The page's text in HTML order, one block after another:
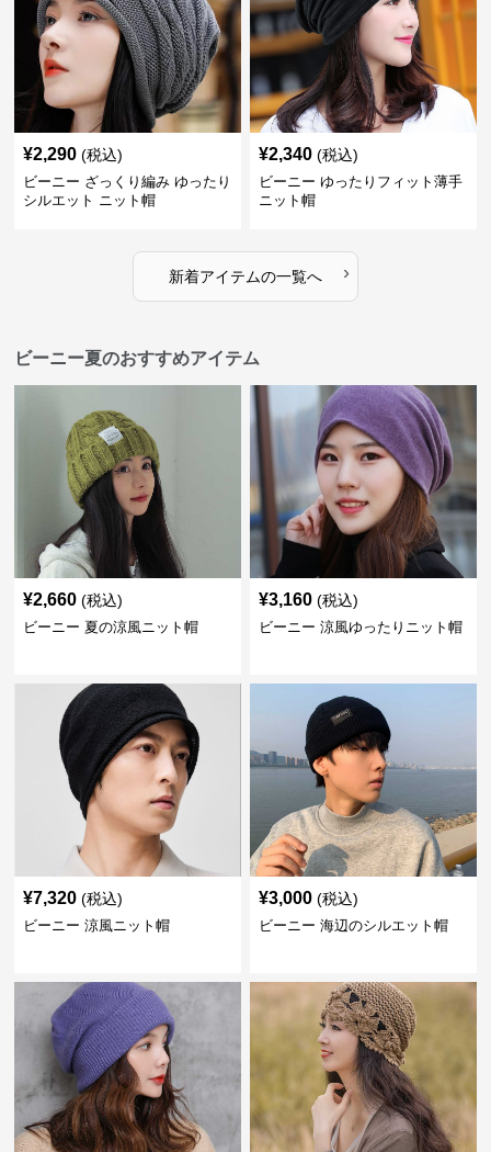
¥2,290 (税込)
ビーニー ざっくり編み ゆったり
シルエット ニット帽
¥2,340 (税込)
ビーニー ゆったりフィット薄手
ニット帽
新着アイテムの一覧へ ›
ビーニー夏のおすすめアイテム
¥2,660 (税込)
ビーニー 夏の涼風ニット帽
¥3,160 (税込)
ビーニー 涼風ゆったりニット帽
¥7,320 (税込)
ビーニー 涼風ニット帽
¥3,000 (税込)
ビーニー 海辺のシルエット帽